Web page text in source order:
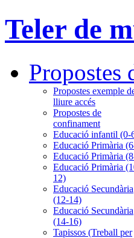
Teler de
Propostes
Propostes exemple
lliure accés
Propostes de
confinament
Educació infantil (0-
Educació Primària
Educació Primària
Educació Primària
12)
Educació Secundària
(12-14)
Educació Secundària
(14-16)
Tapissos (Treball per